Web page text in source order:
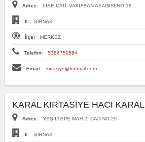
Adres: LISE CAD. VAKIFBAN ASAGISI NO:18
İl: ŞIRNAK
İlçe: MERKEZ
Telefon: 5386750584
Email: kirtasiye@hotmail.com
KARAL KIRTASİYE HACI KARAL
Adres: YEŞİLTEPE MAH 2. CAD NO:29
İl: ŞIRNAK